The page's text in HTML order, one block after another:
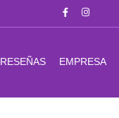
RESEÑAS EMPRESA